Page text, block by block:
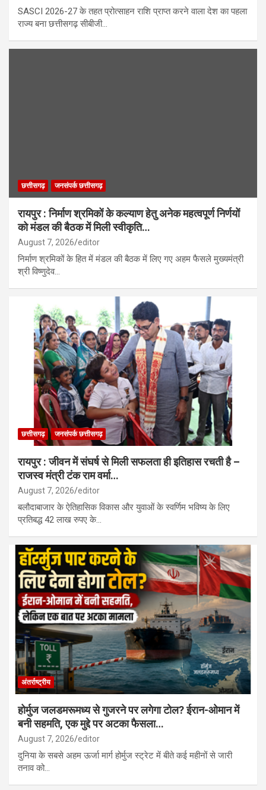
SASCI 2026-27 के तहत प्रोत्साहन राशि प्राप्त करने वाला देश का पहला
राज्य बना छत्तीसगढ़ सीबीजी…
छत्तीसगढ़ जनसंपर्क छत्तीसगढ़
रायपुर : निर्माण श्रमिकों के कल्याण हेतु अनेक महत्वपूर्ण निर्णयों
को मंडल की बैठक में मिली स्वीकृति…
August 7, 2026 editor
निर्माण श्रमिकों के हित में मंडल की बैठक में लिए गए अहम फैसले मुख्यमंत्री
श्री विष्णुदेव…
छत्तीसगढ़ जनसंपर्क छत्तीसगढ़
रायपुर : जीवन में संघर्ष से मिली सफलता ही इतिहास रचती है –
राजस्व मंत्री टंक राम वर्मा…
August 7, 2026 editor
बलौदाबाजार के ऐतिहासिक विकास और युवाओं के स्वर्णिम भविष्य के लिए
प्रतिबद्ध 42 लाख रुपए के…
अंतर्राष्ट्रीय
होर्मुज जलडमरूमध्य से गुजरने पर लगेगा टोल? ईरान-ओमान में
बनी सहमति, एक मुद्दे पर अटका फैसला…
August 7, 2026 editor
दुनिया के सबसे अहम ऊर्जा मार्ग होर्मुज स्ट्रेट में बीते कई महीनों से जारी
तनाव को…